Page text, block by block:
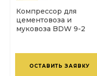
Компрессор для
цементовоза и
муковоза BDW 9-2
ОСТАВИТЬ ЗАЯВКУ